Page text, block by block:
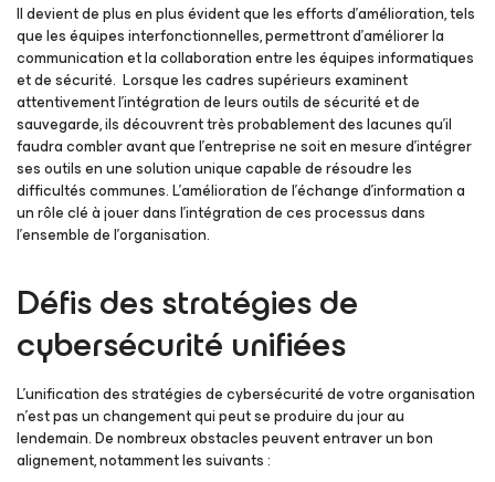
Il devient de plus en plus évident que les efforts d’amélioration, tels
que les équipes interfonctionnelles, permettront d’améliorer la
communication et la collaboration entre les équipes informatiques
et de sécurité. Lorsque les cadres supérieurs examinent
attentivement l’intégration de leurs outils de sécurité et de
sauvegarde, ils découvrent très probablement des lacunes qu’il
faudra combler avant que l’entreprise ne soit en mesure d’intégrer
ses outils en une solution unique capable de résoudre les
difficultés communes. L’amélioration de l’échange d’information a
un rôle clé à jouer dans l’intégration de ces processus dans
l’ensemble de l’organisation.
Défis des stratégies de
cybersécurité unifiées
L’unification des stratégies de cybersécurité de votre organisation
n’est pas un changement qui peut se produire du jour au
lendemain. De nombreux obstacles peuvent entraver un bon
alignement, notamment les suivants :